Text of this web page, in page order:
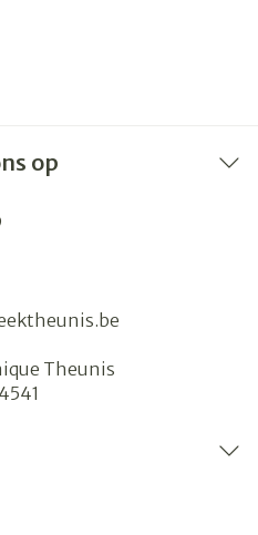
op
Theunis